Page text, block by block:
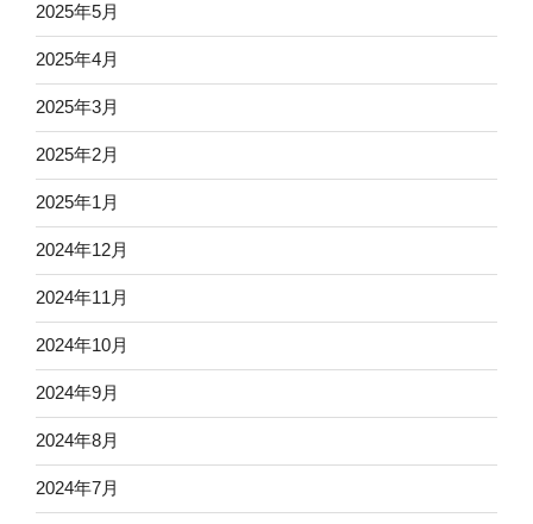
2025年5月
2025年4月
2025年3月
2025年2月
2025年1月
2024年12月
2024年11月
2024年10月
2024年9月
2024年8月
2024年7月